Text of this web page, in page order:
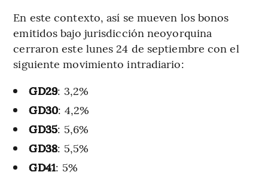
En este contexto, así se mueven los bonos
emitidos bajo jurisdicción neoyorquina
cerraron este lunes 24 de septiembre con el
siguiente movimiento intradiario:
GD29: 3,2%
GD30: 4,2%
GD35: 5,6%
GD38: 5,5%
GD41: 5%